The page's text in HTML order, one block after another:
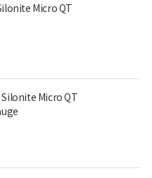
Micro QT
Micro QT